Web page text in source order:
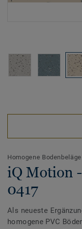
Homogene Bodenbeläge
iQ Motion
0417
Als neueste
homogene PVC